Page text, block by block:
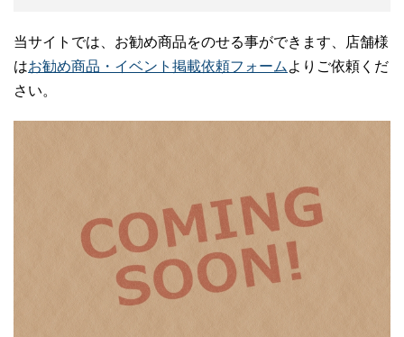
当サイトでは、お勧め商品をのせる事ができます、店舗様
はお勧め商品・イベント掲載依頼フォーム よりご依頼くだ
さい。